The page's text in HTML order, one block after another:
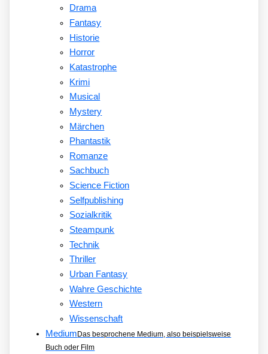
Drama
Fantasy
Historie
Horror
Katastrophe
Krimi
Musical
Mystery
Märchen
Phantastik
Romanze
Sachbuch
Science Fiction
Selfpublishing
Sozialkritik
Steampunk
Technik
Thriller
Urban Fantasy
Wahre Geschichte
Western
Wissenschaft
MediumDas besprochene Medium, also beispielsweise
Buch oder Film